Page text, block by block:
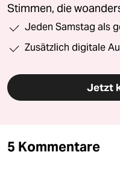
Stimmen, die
Jeden Samstag als
Zusätzlich digitale
Jetzt
5 Kommentare